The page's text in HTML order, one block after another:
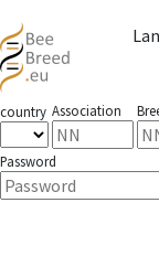
country Association
Password